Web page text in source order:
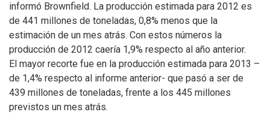
informó Brownfield. La producción estimada para 2012 es
de 441 millones de toneladas, 0,8% menos que la
estimación de un mes atrás. Con estos números la
producción de 2012 caería 1,9% respecto al año anterior.
El mayor recorte fue en la producción estimada para 2013 –
de 1,4% respecto al informe anterior- que pasó a ser de
439 millones de toneladas, frente a los 445 millones
previstos un mes atrás.